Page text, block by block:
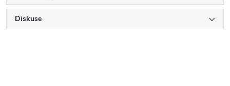
Diskuse